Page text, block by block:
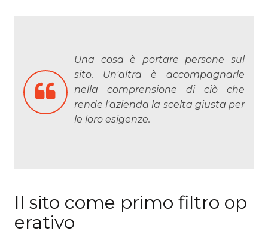
Una cosa è portare persone sul
sito. Un'altra è accompagnarle
nella comprensione di ciò che
rende l'azienda la scelta giusta per
le loro esigenze.
Il sito come primo filtro op
erativo